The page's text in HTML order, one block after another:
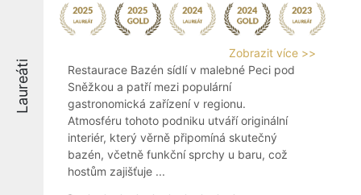
Laureáti
Zobrazit více >>
Restaurace Bazén sídlí v malebné Peci pod
Sněžkou a patří mezi populární
gastronomická zařízení v regionu.
Atmosféru tohoto podniku utváří originální
interiér, který věrně připomíná skutečný
bazén, včetně funkční sprchy u baru, což
hostům zajišťuje ...